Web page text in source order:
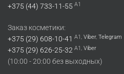
+375 (44) 733-11-55 A1
Заказ косметики:
+375 (29) 608-10-41 A1, Viber, Telegram
+375 (29) 626-25-32 A1, Viber
(10:00 - 20:00 без выходных)